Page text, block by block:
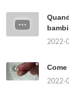
2022-
2022-